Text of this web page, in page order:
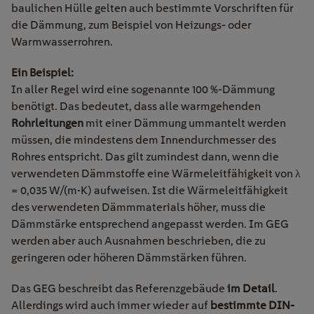
baulichen Hülle gelten auch bestimmte Vorschriften für
die Dämmung, zum Beispiel von Heizungs- oder
Warmwasserrohren.
Ein Beispiel:
In aller Regel wird eine sogenannte 100 %-Dämmung
benötigt. Das bedeutet, dass alle warmgehenden
Rohrleitungen mit einer Dämmung ummantelt werden
müssen, die mindestens dem Innendurchmesser des
Rohres entspricht. Das gilt zumindest dann, wenn die
verwendeten Dämmstoffe eine Wärmeleitfähigkeit von λ
= 0,035 W/(m•K) aufweisen. Ist die Wärmeleitfähigkeit
des verwendeten Dämmmaterials höher, muss die
Dämmstärke entsprechend angepasst werden. Im GEG
werden aber auch Ausnahmen beschrieben, die zu
geringeren oder höheren Dämmstärken führen.
Das GEG beschreibt das Referenzgebäude im Detail.
Allerdings wird auch immer wieder auf bestimmte DIN-